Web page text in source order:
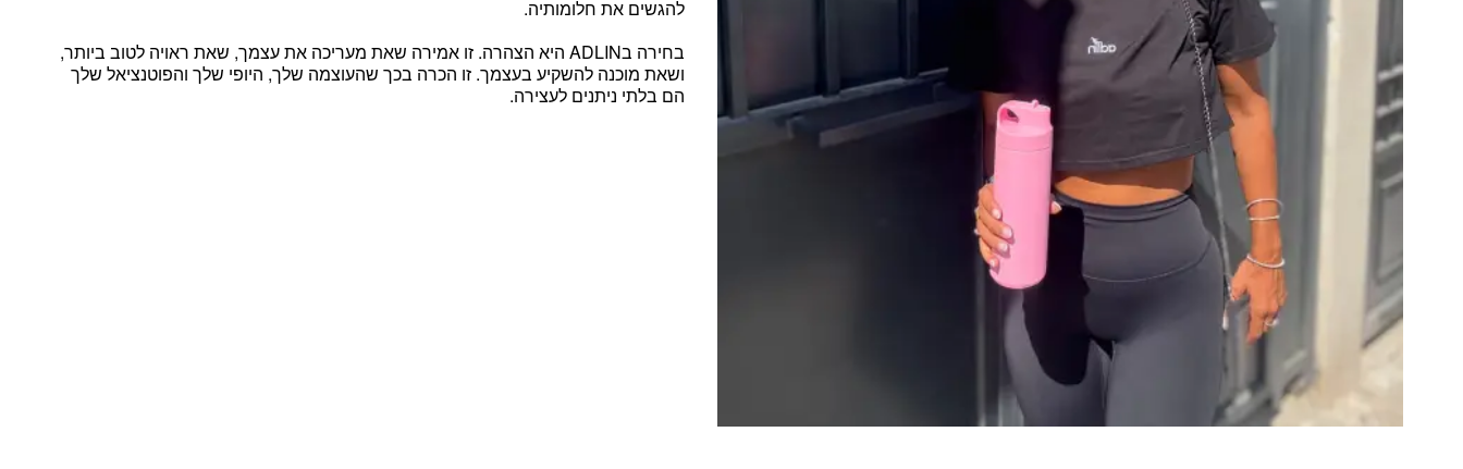
להגשים את חלומותיה.
בחירה בADLIN היא הצהרה. זו
אמירה שאת מעריכה את עצמך, שאת ראויה לטוב ביותר,
ושאת מוכנה להשקיע בעצמך. זו הכרה בכך שהעוצמה שלך, היופי שלך והפוטנציאל שלך
הם בלתי ניתנים לעצירה.